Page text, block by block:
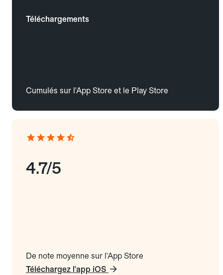
Téléchargements
Cumulés sur l'App Store et le Play Store
4.7/5
De note moyenne sur l'App Store
Téléchargez l'app iOS